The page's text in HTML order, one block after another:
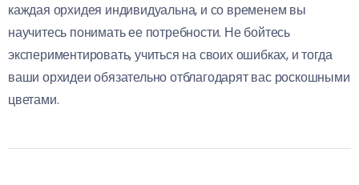
каждая орхидея индивидуальна, и со временем вы
научитесь понимать ее потребности. Не бойтесь
экспериментировать, учиться на своих ошибках, и тогда
ваши орхидеи обязательно отблагодарят вас роскошными
цветами.